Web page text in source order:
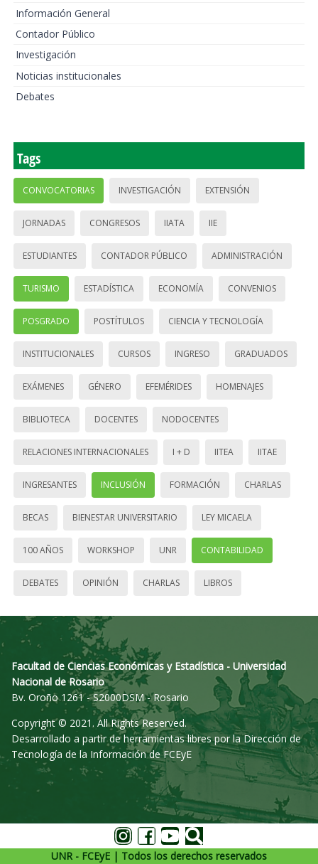
Información General
Contador Público
Investigación
Noticias institucionales
Debates
Tags
CONVOCATORIAS INVESTIGACIÓN EXTENSIÓN
JORNADAS CONGRESOS IIATA IIE
ESTUDIANTES CONTADOR PÚBLICO ADMINISTRACIÓN
TURISMO ESTADÍSTICA ECONOMÍA CONVENIOS
POSGRADO POSTÍTULOS CIENCIA Y TECNOLOGÍA
INSTITUCIONALES CURSOS INGRESO GRADUADOS
EXÁMENES GÉNERO EFEMÉRIDES HOMENAJES
BIBLIOTECA DOCENTES NODOCENTES
RELACIONES INTERNACIONALES I + D IITEA IITAE
INGRESANTES INCLUSIÓN FORMACIÓN CHARLAS
BECAS BIENESTAR UNIVERSITARIO LEY MICAELA
100 AÑOS WORKSHOP UNR CONTABILIDAD
DEBATES OPINIÓN CHARLAS LIBROS
Facultad de Ciencias Económicas y Estadística - Universidad
Nacional de Rosario
Bv. Oroño 1261 - S2000DSM - Rosario
Copyright © 2021. All Rights Reserved.
Desarrollado a partir de herramientas libres por la Dirección de
Tecnología de la Información de FCEyE
UNR - FCEyE | Todos los derechos reservados